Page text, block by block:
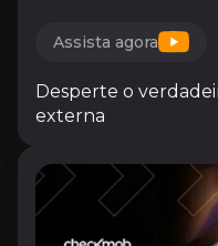
Assista agora
Desperte o
externa